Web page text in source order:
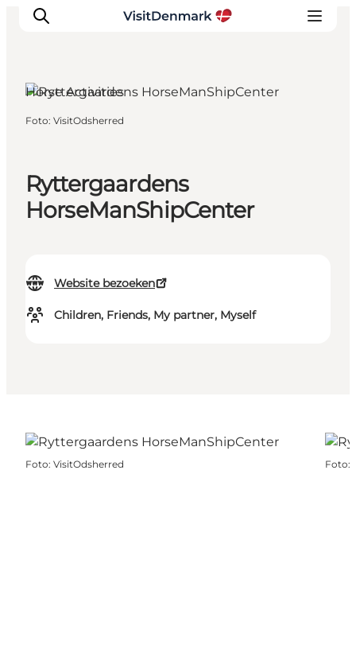
Wat te doen
Accommodaties
Plan je reis
Ryttergaardens
HorseManShipCenter
Website bezoeken
Children, Friends, My partner, Myself
Horse Activities
Foto: VisitOdsherred
Foto: VisitOdsherred Foto: